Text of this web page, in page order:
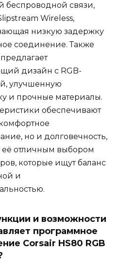
беспроводной связи,
Wireless,
низкую задержку
соединение. Также
дизайн с RGB-
улучшенную
и прочные материалы.
обеспечивают
но и долговечность,
её отличным выбором
которые ищут баланс
и
и возможности
программное
Corsair HS80 RGB